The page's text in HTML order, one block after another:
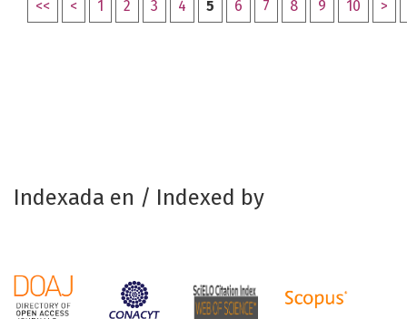
<< < 1 2 3 4 5 6 7 8 9 10 >
Indexada en / Indexed by